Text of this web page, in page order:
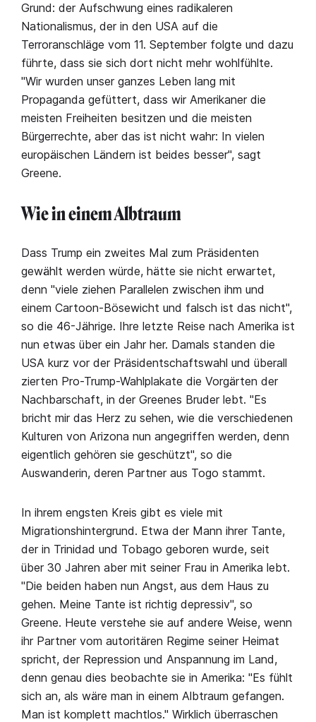
Grund: der Aufschwung eines radikaleren
Nationalismus, der in den USA auf die
Terroranschläge vom 11. September folgte und dazu
führte, dass sie sich dort nicht mehr wohlfühlte.
"Wir wurden unser ganzes Leben lang mit
Propaganda gefüttert, dass wir Amerikaner die
meisten Freiheiten besitzen und die meisten
Bürgerrechte, aber das ist nicht wahr: In vielen
europäischen Ländern ist beides besser", sagt
Greene.
Wie in einem Albtraum
Dass Trump ein zweites Mal zum Präsidenten
gewählt werden würde, hätte sie nicht erwartet,
denn "viele ziehen Parallelen zwischen ihm und
einem Cartoon-Bösewicht und falsch ist das nicht",
so die 46-Jährige. Ihre letzte Reise nach Amerika ist
nun etwas über ein Jahr her. Damals standen die
USA kurz vor der Präsidentschaftswahl und überall
zierten Pro-Trump-Wahlplakate die Vorgärten der
Nachbarschaft, in der Greenes Bruder lebt. "Es
bricht mir das Herz zu sehen, wie die verschiedenen
Kulturen von Arizona nun angegriffen werden, denn
eigentlich gehören sie geschützt", so die
Auswanderin, deren Partner aus Togo stammt.
In ihrem engsten Kreis gibt es viele mit
Migrationshintergrund. Etwa der Mann ihrer Tante,
der in Trinidad und Tobago geboren wurde, seit
über 30 Jahren aber mit seiner Frau in Amerika lebt.
"Die beiden haben nun Angst, aus dem Haus zu
gehen. Meine Tante ist richtig depressiv", so
Greene. Heute verstehe sie auf andere Weise, wenn
ihr Partner vom autoritären Regime seiner Heimat
spricht, der Repression und Anspannung im Land,
denn genau dies beobachte sie in Amerika: "Es fühlt
sich an, als wäre man in einem Albtraum gefangen.
Man ist komplett machtlos." Wirklich überraschen